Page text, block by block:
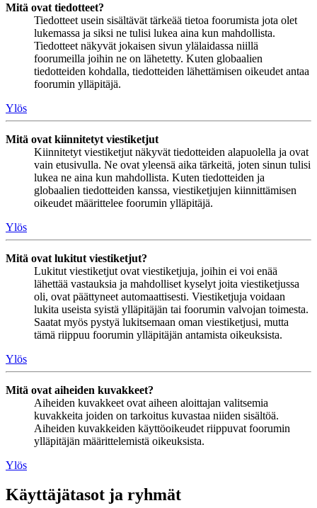
Mitä ovat tiedotteet?
Tiedotteet usein sisältävät tärkeää tietoa foorumista jota olet
lukemassa ja siksi ne tulisi lukea aina kun mahdollista.
Tiedotteet näkyvät jokaisen sivun ylälaidassa niillä
foorumeilla joihin ne on lähetetty. Kuten globaalien
tiedotteiden kohdalla, tiedotteiden lähettämisen oikeudet antaa
foorumin ylläpitäjä.
Ylös
Mitä ovat kiinnitetyt viestiketjut
Kiinnitetyt viestiketjut näkyvät tiedotteiden alapuolella ja ovat
vain etusivulla. Ne ovat yleensä aika tärkeitä, joten sinun tulisi
lukea ne aina kun mahdollista. Kuten tiedotteiden ja
globaalien tiedotteiden kanssa, viestiketjujen kiinnittämisen
oikeudet määrittelee foorumin ylläpitäjä.
Ylös
Mitä ovat lukitut viestiketjut?
Lukitut viestiketjut ovat viestiketjuja, joihin ei voi enää
lähettää vastauksia ja mahdolliset kyselyt joita viestiketjussa
oli, ovat päättyneet automaattisesti. Viestiketjuja voidaan
lukita useista syistä ylläpitäjän tai foorumin valvojan toimesta.
Saatat myös pystyä lukitsemaan oman viestiketjusi, mutta
tämä riippuu foorumin ylläpitäjän antamista oikeuksista.
Ylös
Mitä ovat aiheiden kuvakkeet?
Aiheiden kuvakkeet ovat aiheen aloittajan valitsemia
kuvakkeita joiden on tarkoitus kuvastaa niiden sisältöä.
Aiheiden kuvakkeiden käyttöoikeudet riippuvat foorumin
ylläpitäjän määrittelemistä oikeuksista.
Ylös
Käyttäjätasot ja ryhmät